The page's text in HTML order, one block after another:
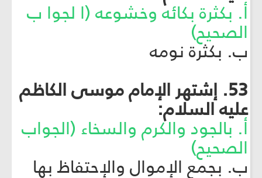
أ. بكثرة بكائه وخشوعه (ا لجوا ب
الصحيح)
ب. بكثرة نومه
53. إشتهر الإمام موسى الكاظم
عليه السلام:
أ. بالجود والكرم والسخاء (الجواب
الصحيح)
ب. بجمع الإموال والإحتفاظ بها